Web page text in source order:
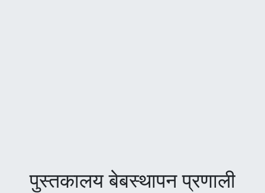
पुस्तकालय बेबस्थापन प्रणाली